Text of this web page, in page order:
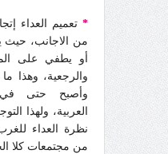
* تعميم العداء
من الاجانب، حيث
أو يطفي على
والرجعية، وهذا
وأصبح حتى في
العربية، ولهذا
نظرة العداء
من مجتمعات كلا